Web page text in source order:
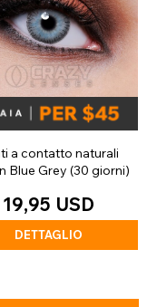
a contatto naturali
Blue Grey (30 giorni)
19,95 USD
DETTAGLIO